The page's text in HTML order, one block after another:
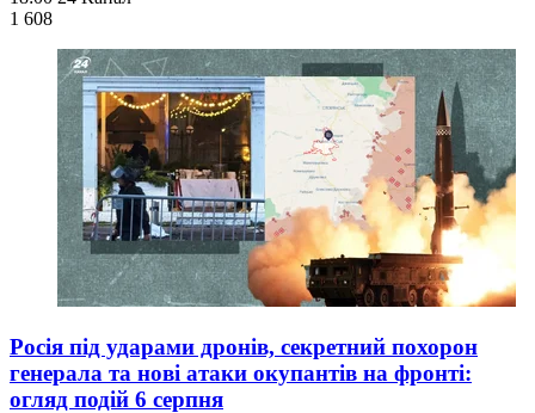
1 608
Росія під ударами дронів, секретний похорон
генерала та нові атаки окупантів на фронті:
огляд подій 6 серпня